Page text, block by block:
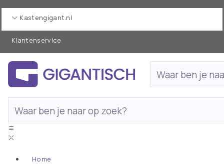
Kastengigant.nl
Klantenservice
Home